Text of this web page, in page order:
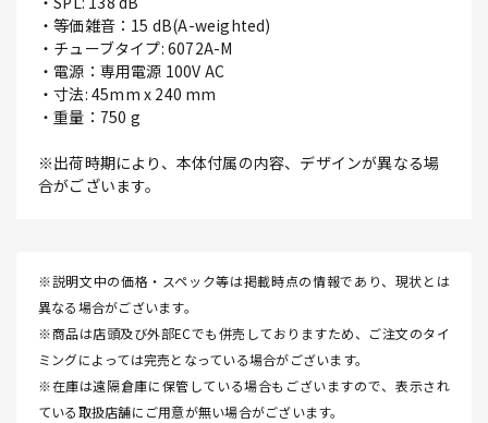
・等価雑音：15 dB(A-weighted)
・チューブタイプ: 6072A-M
・電源：専用電源 100V AC
・寸法: 45mm x 240 mm
・重量：750 g
※出荷時期により、本体付属の内容、デザインが異なる場
合がございます。
※説明文中の価格・スペック等は掲載時点の情報であり、現状とは
異なる場合がございます。
※商品は店頭及び外部ECでも併売しておりますため、ご注文のタイ
ミングによっては完売となっている場合がございます。
※在庫は遠隔倉庫に保管している場合もございますので、表示され
ている取扱店舗にご用意が無い場合がございます。